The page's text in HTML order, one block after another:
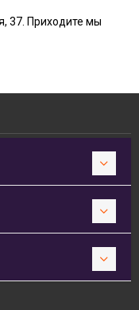
37. Приходите мы